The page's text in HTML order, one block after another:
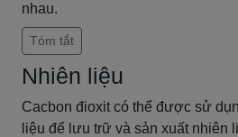
nhau.
Tóm tắt
Nhiên liệu
Cacbon đioxit có thể được sử
liệu để lưu trữ và sản xuất nhiên